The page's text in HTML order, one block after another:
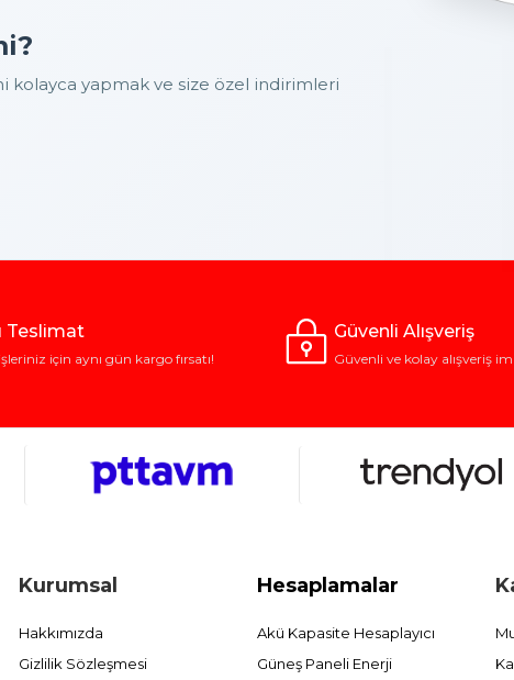
kolayca yapmak ve size özel indirimleri
Teslimat
için aynı gün kargo fırsatı!
Güvenli Alışveriş
Güvenli ve kolay alışveriş
Kurumsal
Hakkımızda
Gizlilik Sözleşmesi
Hesaplamalar
Akü Kapasite Hesaplayıcı
Güneş Paneli Enerji